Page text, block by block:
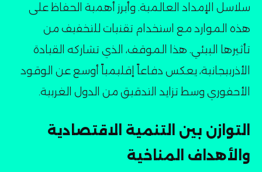
سلاسل الإمداد العالمية. وأبرز أهمية الحفاظ على
هذه الموارد مع استخدام تقنيات للتخفيف من
تأثيرها البيئي. هذا الموقف، الذي تشاركه القيادة
الأذربيجانية، يعكس دفاعاً إقليمياً أوسع عن الوقود
الأحفوري وسط تزايد التدقيق من الدول الغربية۔
التوازن بين التنمية الاقتصادية
والأهداف المناخية